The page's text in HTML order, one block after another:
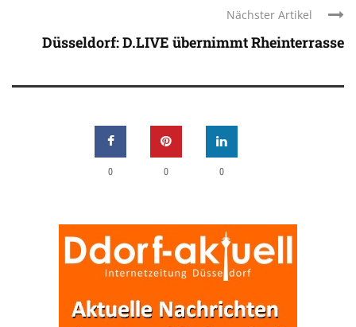
Nächster Artikel
Düsseldorf: D.LIVE übernimmt Rheinterrasse
0 0 0